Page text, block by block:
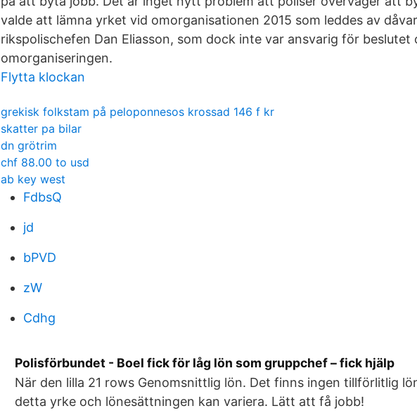
valde att lämna yrket vid omorganisationen 2015 som leddes av
rikspolischefen Dan Eliasson, som dock inte var ansvarig för beslutet
omorganiseringen.
Flytta klockan
grekisk folkstam på peloponnesos krossad 146 f kr
skatter pa bilar
dn grötrim
chf 88.00 to usd
ab key west
FdbsQ
jd
bPVD
zW
Cdhg
Polisförbundet - Boel fick för låg lön som gruppchef – fick hjälp
När den lilla 21 rows Genomsnittlig lön. Det finns ingen tillförlitlig
detta yrke och lönesättningen kan variera. Lätt att få jobb!